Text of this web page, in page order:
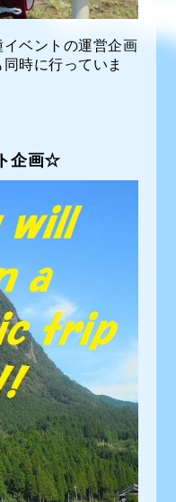
ベントの運営企画
時に行っていま
企画☆